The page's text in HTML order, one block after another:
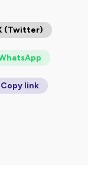
(Twitter)
Copy link